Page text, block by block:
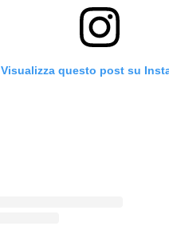
Visualizza questo post su